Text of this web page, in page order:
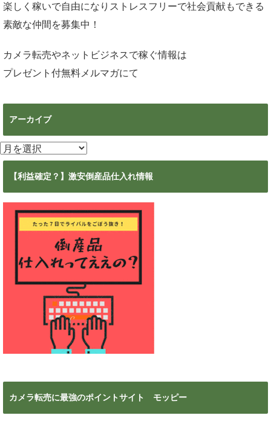
楽しく稼いで自由になりストレスフリーで社会貢献もできる
素敵な仲間を募集中！
カメラ転売やネットビジネスで稼ぐ情報は
プレゼント付無料メルマガにて
アーカイブ
ア
ー
【利益確定？】激安倒産品仕入れ情報
カメラ転売に最強のポイントサイト モッピー